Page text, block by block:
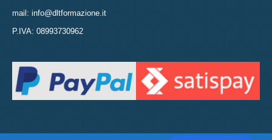
mail: info@dltformazione.it
P.IVA: 08993730962